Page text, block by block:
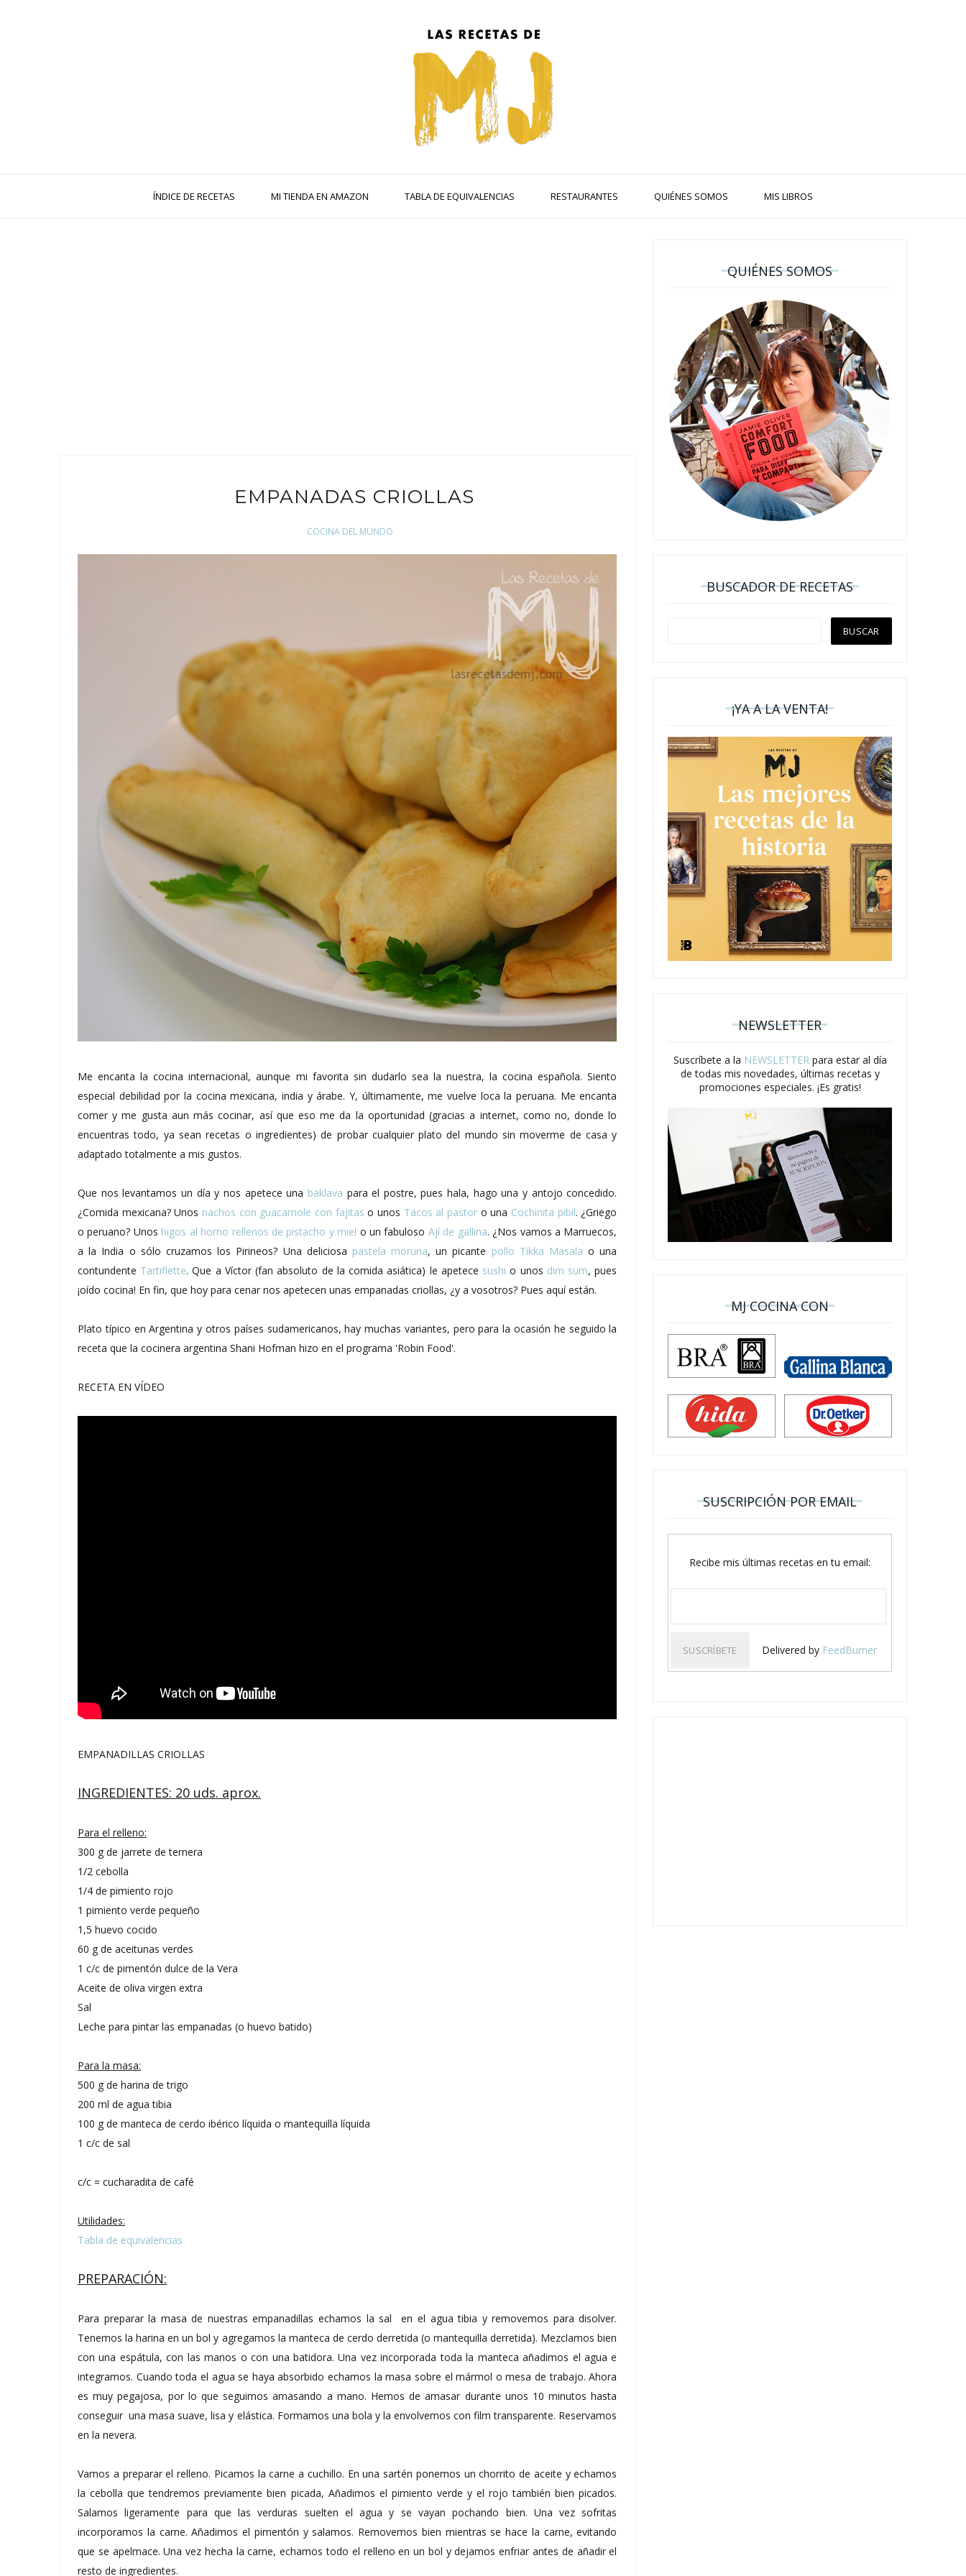
ÍNDICE DE RECETAS MI TIENDA EN AMAZON TABLA DE EQUIVALENCIAS RESTAURANTES QUIÉNES SOMOS MIS LIBROS
EMPANADAS CRIOLLAS
COCINA DEL MUNDO
Me encanta la cocina internacional, aunque mi favorita sin dudarlo sea la nuestra, la cocina española. Siento
especial debilidad por la cocina mexicana, india y árabe. Y, últimamente, me vuelve loca la peruana. Me encanta
comer y me gusta aun más cocinar, así que eso me da la oportunidad (gracias a internet, como no, donde lo
encuentras todo, ya sean recetas o ingredientes) de probar cualquier plato del mundo sin moverme de casa y
adaptado totalmente a mis gustos.
Que nos levantamos un día y nos apetece una baklava para el postre, pues hala, hago una y antojo concedido.
¿Comida mexicana? Unos nachos con guacamole con fajitas o unos Tacos al pastor o una Cochinita pibil. ¿Griego
o peruano? Unos higos al horno rellenos de pistacho y miel o un fabuloso Ají de gallina. ¿Nos vamos a Marruecos,
a la India o sólo cruzamos los Pirineos? Una deliciosa pastela moruna, un picante pollo Tikka Masala o una
contundente Tartiflette. Que a Víctor (fan absoluto de la comida asiática) le apetece sushi o unos dim sum, pues
¡oído cocina! En fin, que hoy para cenar nos apetecen unas empanadas criollas, ¿y a vosotros? Pues aquí están.
Plato típico en Argentina y otros países sudamericanos, hay muchas variantes, pero para la ocasión he seguido la
receta que la cocinera argentina Shani Hofman hizo en el programa 'Robin Food'.
RECETA EN VÍDEO
EMPANADILLAS CRIOLLAS
INGREDIENTES: 20 uds. aprox.
Para el relleno:
300 g de jarrete de ternera
1/2 cebolla
1/4 de pimiento rojo
1 pimiento verde pequeño
1,5 huevo cocido
60 g de aceitunas verdes
1 c/c de pimentón dulce de la Vera
Aceite de oliva virgen extra
Sal
Leche para pintar las empanadas (o huevo batido)
Para la masa:
500 g de harina de trigo
200 ml de agua tibia
100 g de manteca de cerdo ibérico líquida o mantequilla líquida
1 c/c de sal
c/c = cucharadita de café
Utilidades:
Tabla de equivalencias
PREPARACIÓN:
Para preparar la masa de nuestras empanadillas echamos la sal en el agua tibia y removemos para disolver.
Tenemos la harina en un bol y agregamos la manteca de cerdo derretida (o mantequilla derretida). Mezclamos bien
con una espátula, con las manos o con una batidora. Una vez incorporada toda la manteca añadimos el agua e
integramos. Cuando toda el agua se haya absorbido echamos la masa sobre el mármol o mesa de trabajo. Ahora
es muy pegajosa, por lo que seguimos amasando a mano. Hemos de amasar durante unos 10 minutos hasta
conseguir una masa suave, lisa y elástica. Formamos una bola y la envolvemos con film transparente. Reservamos
en la nevera.
Vamos a preparar el relleno. Picamos la carne a cuchillo. En una sartén ponemos un chorrito de aceite y echamos
la cebolla que tendremos previamente bien picada, Añadimos el pimiento verde y el rojo también bien picados.
Salamos ligeramente para que las verduras suelten el agua y se vayan pochando bien. Una vez sofritas
incorporamos la carne. Añadimos el pimentón y salamos. Removemos bien mientras se hace la carne, evitando
que se apelmace. Una vez hecha la carne, echamos todo el relleno en un bol y dejamos enfriar antes de añadir el
resto de ingredientes.
QUIÉNES SOMOS
BUSCADOR DE RECETAS
¡YA A LA VENTA!
NEWSLETTER
Suscríbete a la NEWSLETTERpara estar al día
de todas mis novedades, últimas recetas y
promociones especiales. ¡Es gratis!
MJ COCINA CON
SUSCRIPCIÓN POR EMAIL
Recibe mis últimas recetas en tu email:
Delivered by FeedBurner